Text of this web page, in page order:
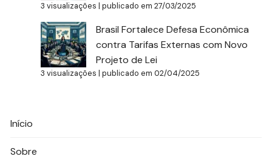
3 visualizações |publicado em 27/03/2025
Brasil Fortalece Defesa Econômica
contra Tarifas Externas com Novo
Projeto de Lei
3 visualizações |publicado em 02/04/2025
Início
Sobre